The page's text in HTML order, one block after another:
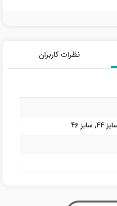
نظرات کاربران
44
, سایز 46